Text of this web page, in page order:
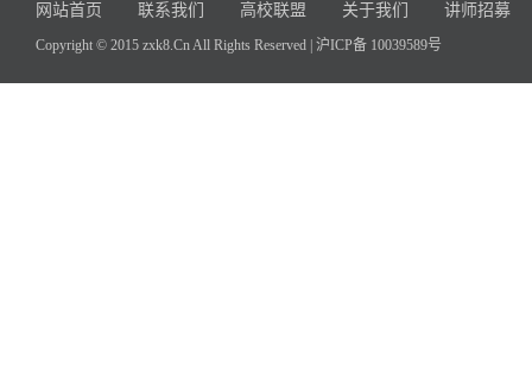
网站首页 联系我们 高校联盟 关于我们 讲师招募
Copyright © 2015 zxk8.Cn All Rights Reserved | 沪ICP备 10039589号